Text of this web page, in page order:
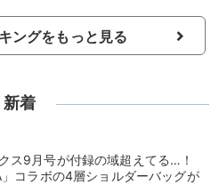
ングをもっと見る
新着
ス9月号が付録の域超えてる…！
」コラボの4層ショルダーバッグが